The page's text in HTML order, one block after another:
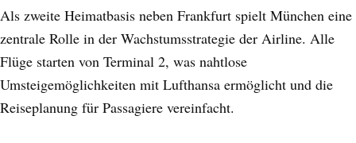
Als zweite Heimatbasis neben Frankfurt spielt München eine
zentrale Rolle in der Wachstumsstrategie der Airline. Alle
Flüge starten von Terminal 2, was nahtlose
Umsteigemöglichkeiten mit Lufthansa ermöglicht und die
Reiseplanung für Passagiere vereinfacht.